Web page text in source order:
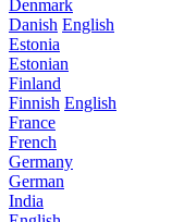
Denmark
Danish English
Estonia
Estonian
Finland
Finnish English
France
French
Germany
German
India